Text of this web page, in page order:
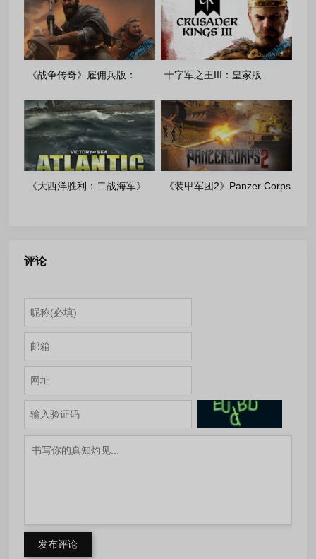
制版
重制版
《战争传奇》雇佣兵版：
言重制版
十字军之王III：皇家版
多语言重制版
《大西洋胜利：二战海军》
《装甲军团2》Panzer Corps
评论
发布评论